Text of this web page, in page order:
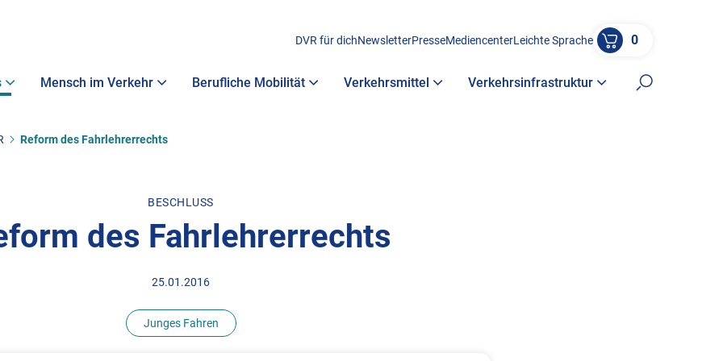
DVR für dichNewsletterPresseMediencenterLeichte Sprache 0
Mensch im Verkehr Berufliche Mobilität Verkehrsmittel Verkehrsinfrastruktur
Suche
Reform des Fahrlehrerrechts
BESCHLUSS
des Fahrlehrerrechts
25.01.2016
Junges Fahren